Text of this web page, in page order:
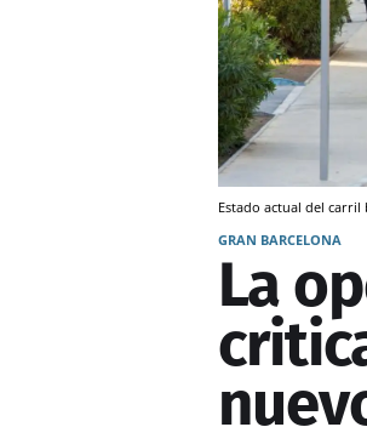
Estado actual del carril
GRAN BARCELONA
La